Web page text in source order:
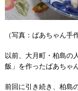
（写真：ばあちゃん手
以前、大月町・柏島の
飯」を作ったばあちゃん
前回に引き続き、柏島